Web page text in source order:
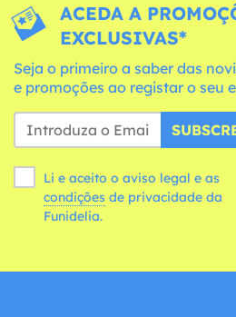
ACEDA A
EXCLUSIVAS*
Seja o primeiro a saber das
e promoções ao registar o seu
Li e aceito o aviso legal e as
condições
Funidelia.